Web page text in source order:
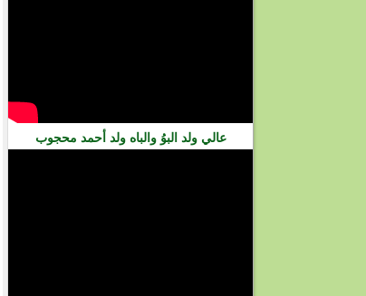
عالي ولد البوُ والباه ولد أحمد محجوب